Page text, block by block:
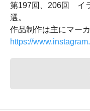
第197回、206回 イ
選。
作品制作は主にマーカ
https://